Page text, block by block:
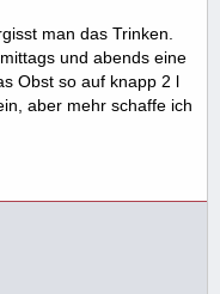
man das Trinken.
und abends eine
Obst so auf knapp 2 l
aber mehr schaffe ich